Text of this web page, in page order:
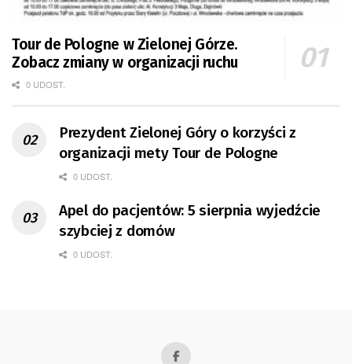
Tour de Pologne w Zielonej Górze.
Zobacz zmiany w organizacji ruchu
0 UDOST.
Prezydent Zielonej Góry o korzyści z
organizacji mety Tour de Pologne
0 UDOST.
Apel do pacjentów: 5 sierpnia wyjedźcie
szybciej z domów
0 UDOST.